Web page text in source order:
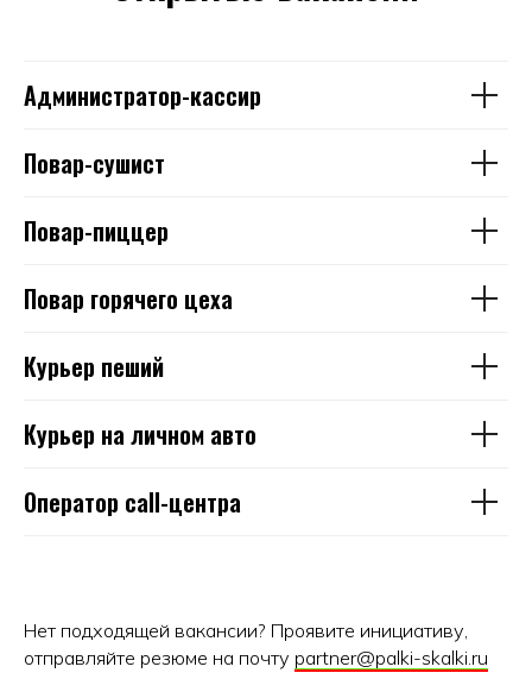
Администратор-кассир
Повар-сушист
Повар-пиццер
Повар горячего цеха
Курьер пеший
Курьер на личном авто
Оператор call-центра
Нет подходящей вакансии? Проявите инициативу,
отправляйте резюме на почту partner@palki-skalki.ru